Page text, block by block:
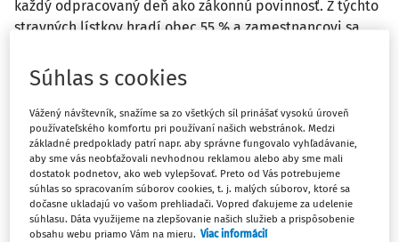
každý odpracovaný deň ako zákonnú povinnosť. Z týchto
stravných lístkov hradí obec 55 % a zamestnancovi sa
obec počas roku neprispieva zo SF. Ku ...
Vydané:11. 12. 2025 / 6 minút čítania
MIESTNE DANE VEREJNÁ SPRÁVA
Odpísanie daňových pohľadávok
Obec eviduje pohľadávky na dani z nehnuteľností voči
Súhlas s cookies
Vážený návštevník, snažíme sa zo všetkých síl prinášať vysokú úroveň
používateľského komfortu pri používaní našich webstránok. Medzi
základné predpoklady patrí napr. aby správne fungovalo vyhľadávanie,
aby sme vás neobťažovali nevhodnou reklamou alebo aby sme mali
dostatok podnetov, ako web vylepšovať. Preto od Vás potrebujeme
súhlas so spracovaním súborov cookies, t. j. malých súborov, ktoré sa
dočasne ukladajú vo vašom prehliadači. Vopred ďakujeme za udelenie
súhlasu. Dáta využijeme na zlepšovanie našich služieb a prispôsobenie
obsahu webu priamo Vám na mieru. Viac informácií